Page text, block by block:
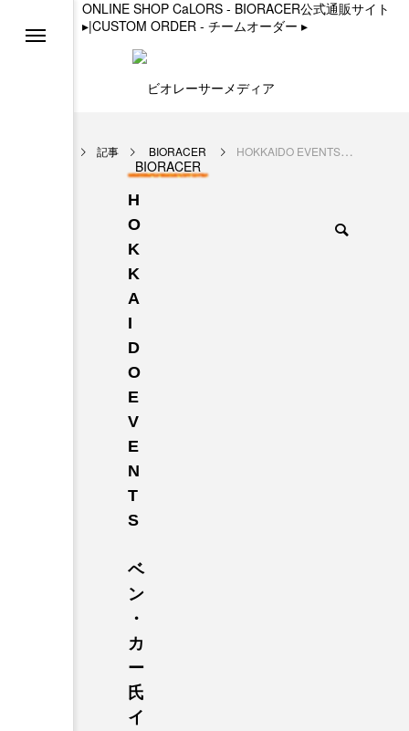
ONLINE SHOP CaLORS - BIORACER公式通販サイト
▸|CUSTOM ORDER - チームオーダー ▸
記事 BIORACER HOKKAIDO EVENTS ベン・カー氏インタビュー（後編）／地方を巻き込む上昇スパイラル
BIORACER
H
O
K
K
A
I
D
O
E
V
E
N
T
S
ベ
ン
・
カ
ー
氏
イ